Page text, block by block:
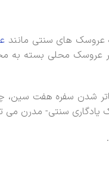
عروسک های سنتی مانند
محلی بسته به
شدن سفره هفت سین،
سنتی- مدرن می